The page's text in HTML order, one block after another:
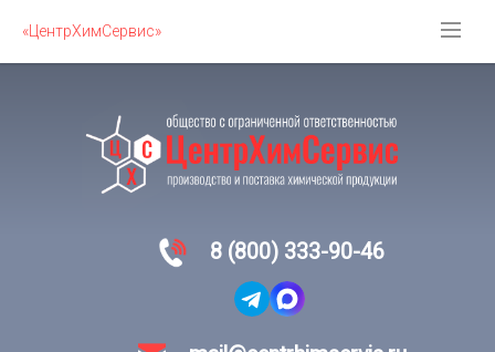
«ЦентрХимСервис»
8 (800) 333-90-46